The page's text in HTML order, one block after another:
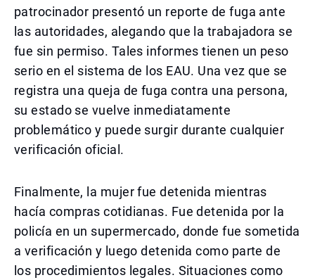
patrocinador presentó un reporte de fuga ante
las autoridades, alegando que la trabajadora se
fue sin permiso. Tales informes tienen un peso
serio en el sistema de los EAU. Una vez que se
registra una queja de fuga contra una persona,
su estado se vuelve inmediatamente
problemático y puede surgir durante cualquier
verificación oficial.
Finalmente, la mujer fue detenida mientras
hacía compras cotidianas. Fue detenida por la
policía en un supermercado, donde fue sometida
a verificación y luego detenida como parte de
los procedimientos legales. Situaciones como